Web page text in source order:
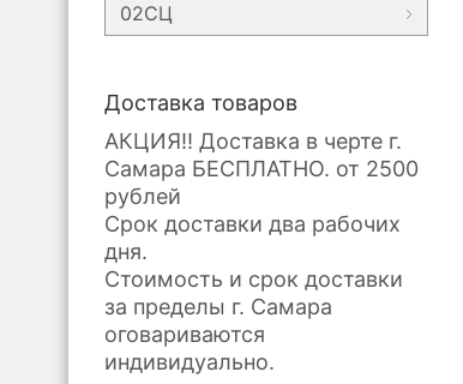
02СЦ
Доставка товаров
АКЦИЯ!! Доставка в черте г.
Самара БЕСПЛАТНО. от 2500
рублей
Срок доставки два рабочих
дня.
Стоимость и срок доставки
за пределы г. Самара
оговариваются
индивидуально.